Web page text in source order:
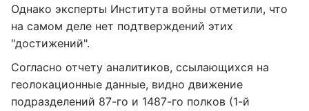
Однако эксперты Института войны отметили, что
на самом деле нет подтверждений этих
"достижений".
Согласно отчету аналитиков, ссылающихся на
геолокационные данные, видно движение
подразделений 87-го и 1487-го полков (1-й